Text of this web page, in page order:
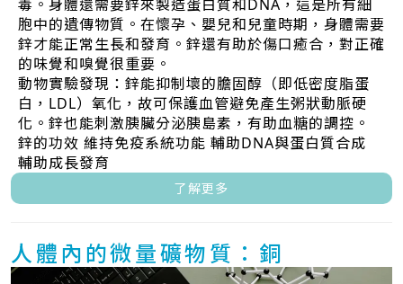
毒。身體還需要鋅來製造蛋白質和DNA，這是所有細
胞中的遺傳物質。在懷孕、嬰兒和兒童時期，身體需要
鋅才能正常生長和發育。鋅還有助於傷口癒合，對正確
的味覺和嗅覺很重要。
動物實驗發現：鋅能抑制壞的膽固醇（即低密度脂蛋
白，LDL）氧化，故可保護血管避免產生粥狀動脈硬
化。鋅也能刺激胰臟分泌胰島素，有助血糖的調控。
鋅的功效 維持免疫系統功能 輔助DNA與蛋白質合成
輔助成長發育
了解更多
人體內的微量礦物質：銅